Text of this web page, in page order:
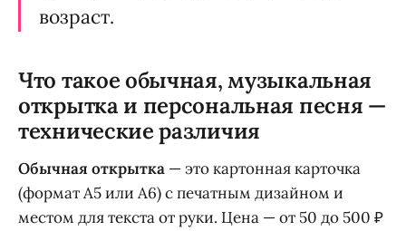
возраст.
Что такое обычная, музыкальная
открытка и персональная песня —
технические различия
Обычная открытка — это картонная карточка
(формат A5 или A6) с печатным дизайном и
местом для текста от руки. Цена — от 50 до 500 ₽